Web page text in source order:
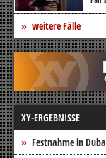
weitere Fälle
XY-ERGEBNISSE
Festnahme in